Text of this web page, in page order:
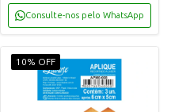
Consulte-nos pelo WhatsApp
10% OFF